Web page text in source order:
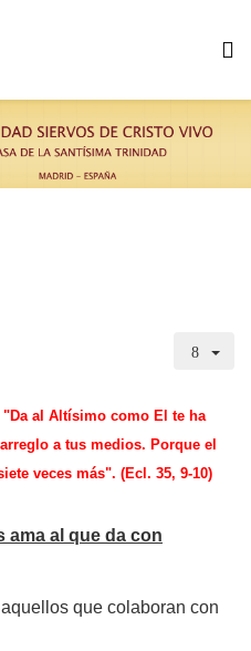
"Da al Altísimo como El te ha
a tus medios. Porque el
veces más". (Ecl. 35, 9-10)
ama al que da con
que colaboran con